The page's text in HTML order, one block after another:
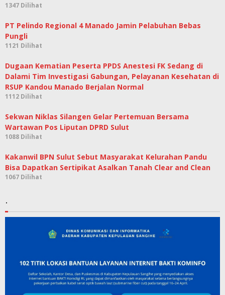
1347 Dilihat
PT Pelindo Regional 4 Manado Jamin Pelabuhan Bebas
Pungli
1121 Dilihat
Dugaan Kematian Peserta PPDS Anestesi FK Sedang di
Dalami Tim Investigasi Gabungan, Pelayanan Kesehatan di
RSUP Kandou Manado Berjalan Normal
1112 Dilihat
Sekwan Niklas Silangen Gelar Pertemuan Bersama
Wartawan Pos Liputan DPRD Sulut
1088 Dilihat
Kakanwil BPN Sulut Sebut Masyarakat Kelurahan Pandu
Bisa Dapatkan Sertipikat Asalkan Tanah Clear and Clean
1067 Dilihat
.